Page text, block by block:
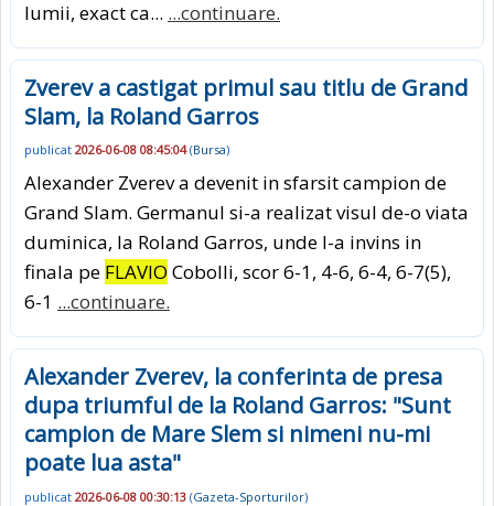
lumii, exact ca... ...continuare.
Zverev a castigat primul sau titlu de Grand
Slam, la Roland Garros
publicat 2026-06-08 08:45:04(Bursa)
Alexander Zverev a devenit in sfarsit campion de
Grand Slam. Germanul si-a realizat visul de-o viata
duminica, la Roland Garros, unde l-a invins in
finala pe FLAVIO Cobolli, scor 6-1, 4-6, 6-4, 6-7(5),
6-1 ...continuare.
Alexander Zverev, la conferinta de presa
dupa triumful de la Roland Garros: "Sunt
campion de Mare Slem si nimeni nu-mi
poate lua asta"
publicat 2026-06-08 00:30:13 (Gazeta-Sporturilor)